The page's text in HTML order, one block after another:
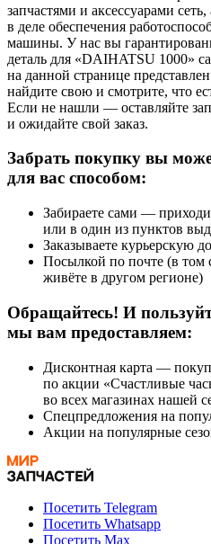
запчастями и аксессуарами
в деле обеспечения
машины. У нас вы
деталь для «DAIHATSU 1000»
на данной странице
найдите свою и смотрите, что
Если не нашли — оставляйте
и ожидайте свой заказ.
Забрать покупку вы
для вас способом:
Забираете сами —
или в один из пунктов
Заказываете курьерскую
Посылкой по почте (в том
живёте в другом регионе)
Обращайтесь! И
мы вам предоставляем:
Дисконтная карта —
по акции «Счастливые
во всех магазинах нашей
Спецпредложения на
Акции на популярные
Посетить Telegram
Посетить Whatsapp
Посетить Max